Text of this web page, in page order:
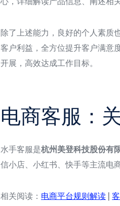
除了上述能力，良好的个人素质
客户利益，全方位提升客户满意
开展，高效达成工作目标。
电商客服：
水手客服是杭州美登科技股份有
信小店、小红书、快手等主流电
相关阅读： 电商平台规则解读